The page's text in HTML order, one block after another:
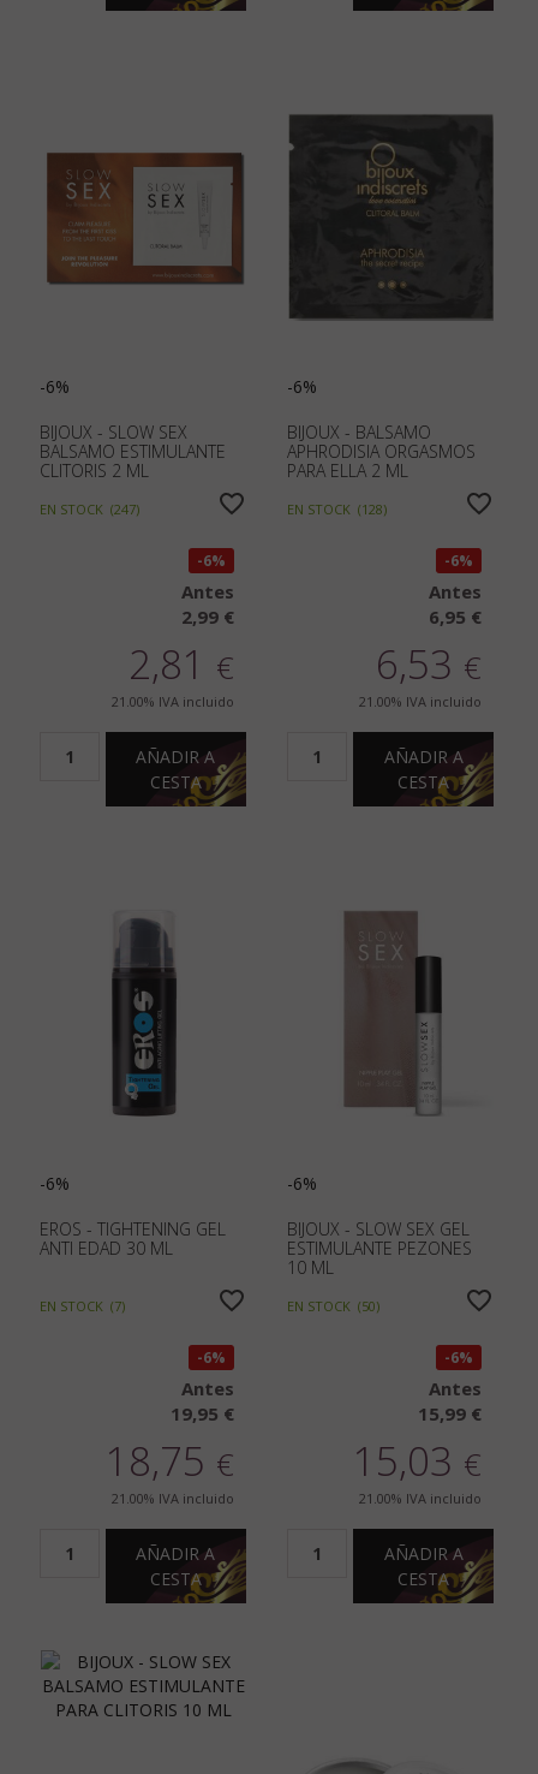
-6%
BIJOUX - SLOW SEX
BALSAMO ESTIMULANTE
CLITORIS 2 ML
EN STOCK (247)
6%
Antes
2,99 €
2,81 €
21.00% IVA incluido
AÑADIR A
CESTA
-6%
BIJOUX - BALSAMO
APHRODISIA ORGASMOS
PARA ELLA 2 ML
EN STOCK (128)
6%
Antes
6,95 €
6,53 €
21.00% IVA incluido
AÑADIR A
CESTA
-6%
EROS - TIGHTENING GEL
ANTI EDAD 30 ML
EN STOCK (7)
6%
Antes
19,95 €
18,75 €
21.00% IVA incluido
AÑADIR A
CESTA
-6%
BIJOUX - SLOW SEX GEL
ESTIMULANTE PEZONES
10 ML
EN STOCK (50)
6%
Antes
15,99 €
15,03 €
21.00% IVA incluido
AÑADIR A
CESTA